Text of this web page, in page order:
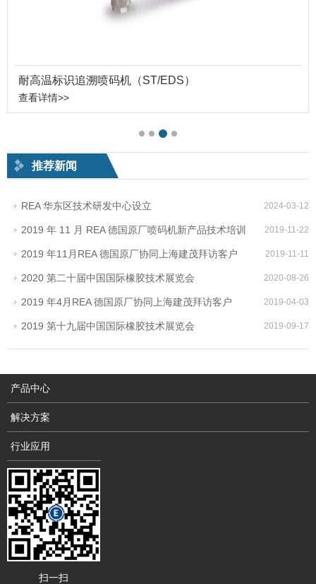
耐高温标识追溯喷码机（ST/EDS）
查看详情>>
推荐新闻
REA 华东区技术研发中心设立 2024-03-12
2019 年 11 月 REA 德国原厂喷码机新产品技术培训 2019-11-22
2019 年11月REA 德国原厂协同上海建茂拜访客户 2019-11-11
2020 第二十届中国国际橡胶技术展览会 2020-08-26
2019 年4月REA 德国原厂协同上海建茂拜访客户 2019-04-03
2019 第十九届中国国际橡胶技术展览会 2019-09-17
产品中心
解决方案
行业应用
扫一扫